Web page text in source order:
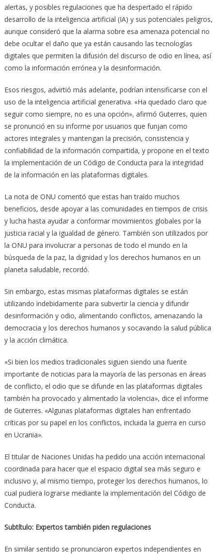
alertas, y posibles regulaciones que ha despertado el rápido
desarrollo de la inteligencia artificial (IA) y sus potenciales peligros,
aunque consideró que la alarma sobre esa amenaza potencial no
debe ocultar el daño que ya están causando las tecnologías
digitales que permiten la difusión del discurso de odio en línea, así
como la información errónea y la desinformación.
Esos riesgos, advirtió más adelante, podrían intensificarse con el
uso de la inteligencia artificial generativa. «Ha quedado claro que
seguir como siempre, no es una opción», afirmó Guterres, quien
se pronunció en su informe por usuarios que funjan como
actores integrales y mantengan la precisión, consistencia y
confiabilidad de la información compartida, y propone en el texto
la implementación de un Código de Conducta para la integridad
de la información en las plataformas digitales.
La nota de ONU comentó que estas han traído muchos
beneficios, desde apoyar a las comunidades en tiempos de crisis
y lucha hasta ayudar a conformar movimientos globales por la
justicia racial y la igualdad de género. También son utilizados por
la ONU para involucrar a personas de todo el mundo en la
búsqueda de la paz, la dignidad y los derechos humanos en un
planeta saludable, recordó.
Sin embargo, estas mismas plataformas digitales se están
utilizando indebidamente para subvertir la ciencia y difundir
desinformación y odio, alimentando conflictos, amenazando la
democracia y los derechos humanos y socavando la salud pública
y la acción climática.
«Si bien los medios tradicionales siguen siendo una fuente
importante de noticias para la mayoría de las personas en áreas
de conflicto, el odio que se difunde en las plataformas digitales
también ha provocado y alimentado la violencia», dice el informe
de Guterres. «Algunas plataformas digitales han enfrentado
críticas por su papel en los conflictos, incluida la guerra en curso
en Ucrania».
El titular de Naciones Unidas ha pedido una acción internacional
coordinada para hacer que el espacio digital sea más seguro e
inclusivo y, al mismo tiempo, proteger los derechos humanos, lo
cual pudiera lograrse mediante la implementación del Código de
Conducta.
Subtítulo: Expertos también piden regulaciones
En similar sentido se pronunciaron expertos independientes en